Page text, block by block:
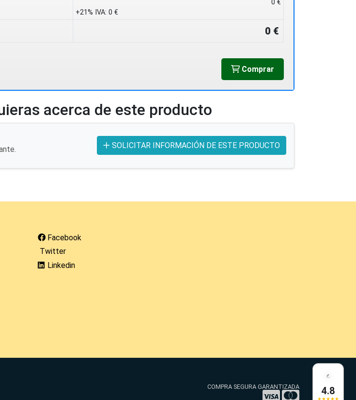
4.8
★★★★★
0 €
+21% IVA: 0 €
0 €
Comprar
acerca de este producto
SOLICITAR INFORMACIÓN DE ESTE PRODUCTO
Facebook
Twitter
Linkedin
COMPRA SEGURA GARANTIZADA